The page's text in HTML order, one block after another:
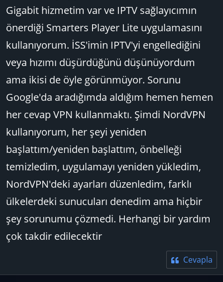
Gigabit hizmetim var ve IPTV sağlayıcımın
önerdiği Smarters Player Lite uygulamasını
kullanıyorum. İSS'imin IPTV'yi engellediğini
veya hızımı düşürdüğünü düşünüyordum
ama ikisi de öyle görünmüyor. Sorunu
Google'da aradığımda aldığım hemen hemen
her cevap VPN kullanmaktı. Şimdi NordVPN
kullanıyorum, her şeyi yeniden
başlattım/yeniden başlattım, önbelleği
temizledim, uygulamayı yeniden yükledim,
NordVPN'deki ayarları düzenledim, farklı
ülkelerdeki sunucuları denedim ama hiçbir
şey sorunumu çözmedi. Herhangi bir yardım
çok takdir edilecektir
Cevapla